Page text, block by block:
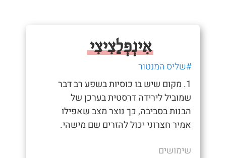
אִינְפְלַצִיצִי
#שליס המנטור
1. מקום שיש בו כוסיות בשפע רב דבר
שמוביל לירידה דרסטית בערכן של
הבנות בסביבה, כך נוצר מצב שאפילו
אמיר חצרוני יכול להזרים שם מישהי.
שימושים